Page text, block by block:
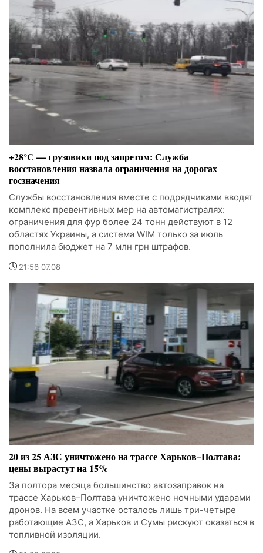
+28°C — грузовики под запретом: Служба
восстановления назвала ограничения на дорогах
госзначения
Службы восстановления вместе с подрядчиками вводят
комплекс превентивных мер на автомагистралях:
ограничения для фур более 24 тонн действуют в 12
областях Украины, а система WIM только за июль
пополнила бюджет на 7 млн грн штрафов.
21:56 07.08
20 из 25 АЗС уничтожено на трассе Харьков–Полтава:
цены вырастут на 15%
За полтора месяца большинство автозаправок на
трассе Харьков–Полтава уничтожено ночными ударами
дронов. На всем участке осталось лишь три-четыре
работающие АЗС, а Харьков и Сумы рискуют оказаться в
топливной изоляции.